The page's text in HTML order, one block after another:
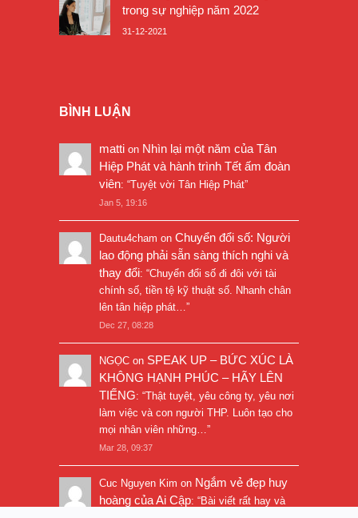
trong sự nghiệp năm 2022
31-12-2021
BÌNH LUẬN
matti on Nhìn lại một năm của Tân
Hiệp Phát và hành trình Tết ấm đoàn
viên: “Tuyệt vời Tân Hiệp Phát”
Jan 5, 19:16
Dautu4cham on Chuyển đổi số: Người
lao động phải sẵn sàng thích nghi và
thay đổi: “Chuyển đổi số đi đôi với tài
chính số, tiền tệ kỹ thuật số. Nhanh chân
lên tân hiệp phát… ”
Dec 27, 08:28
NGỌC on SPEAK UP – BỨC XÚC LÀ
KHÔNG HẠNH PHÚC – HÃY LÊN
TIẾNG: “Thật tuyệt, yêu công ty, yêu nơi
làm việc và con người THP. Luôn tạo cho
mọi nhân viên những… ”
Mar 28, 09:37
Cuc Nguyen Kim on Ngắm vẻ đẹp huy
hoàng của Ai Cập: “Bài viết rất hay và